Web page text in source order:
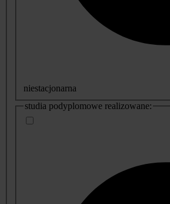
niestacjonarna
studia podyplomowe realizowane: